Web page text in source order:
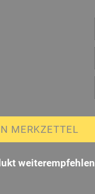
MERKZETTEL
weiterempfehlen